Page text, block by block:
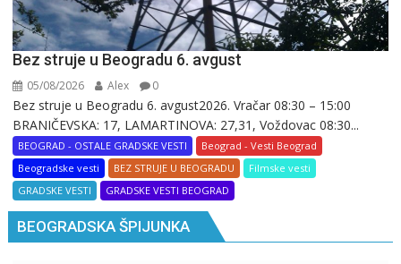
Bez struje u Beogradu 6. avgust
05/08/2026 Alex 0
Bez struje u Beogradu 6. avgust2026. Vračar 08:30 – 15:00
BRANIČEVSKA: 17, LAMARTINOVA: 27,31, Voždovac 08:30...
BEOGRAD - OSTALE GRADSKE VESTI
Beograd - Vesti Beograd
Beogradske vesti
BEZ STRUJE U BEOGRADU
Filmske vesti
GRADSKE VESTI
GRADSKE VESTI BEOGRAD
BEOGRADSKA ŠPIJUNKA